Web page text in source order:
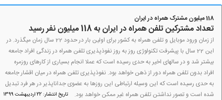
118 میلیون مشترک همراه در ایران
تعداد مشترکین تلفن همراه در ایران به 118 میلیون نفر رسید
از زمان ورود موبایل و تلفن همراه به کشور برای اولین بار در حدود 22 سال زمان می­گذرد. در
این 22 سال با پیشرفت تکنولوژی روز به روز نفوذپذیری تلفن همراه در زندگی افراد جامعه
بیشتر شد و در سال­های اخیر به حدی رسیده است که عملا انجام بسیاری از کارهای روزمره
افراد بدون تلفن همراه دور از ذهن خواهد بود. نفوذپذیری تلفن همراه در میان اقشار جامعه
به حدی رسیده است که این وسیله ارتباطی این روزها به عضوی جداناپذیر در هر فرد تبدیل
شده است و تصور نداشتن تلفن همراه غیر ممکن خواهد بود.
تاریخ انتشار: 22 اردیبهشت 1399